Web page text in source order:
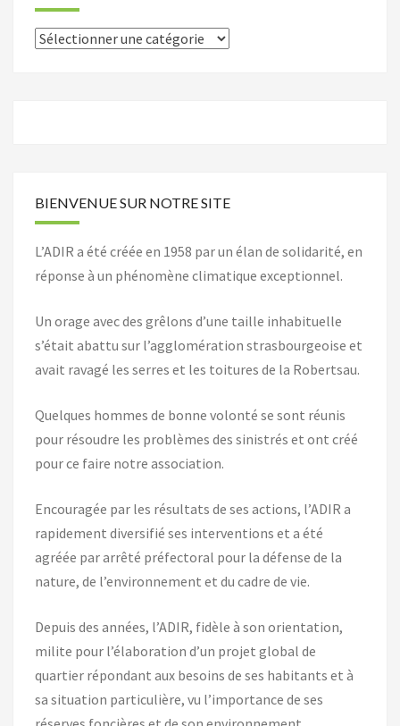
Catégories
BIENVENUE SUR NOTRE SITE
L’ADIR a été créée en 1958 par un élan de solidarité, en
réponse à un phénomène climatique exceptionnel.
Un orage avec des grêlons d’une taille inhabituelle
s’était abattu sur l’agglomération strasbourgeoise et
avait ravagé les serres et les toitures de la Robertsau.
Quelques hommes de bonne volonté se sont réunis
pour résoudre les problèmes des sinistrés et ont créé
pour ce faire notre association.
Encouragée par les résultats de ses actions, l’ADIR a
rapidement diversifié ses interventions et a été
agréée par arrêté préfectoral pour la défense de la
nature, de l’environnement et du cadre de vie.
Depuis des années, l’ADIR, fidèle à son orientation,
milite pour l’élaboration d’un projet global de
quartier répondant aux besoins de ses habitants et à
sa situation particulière, vu l’importance de ses